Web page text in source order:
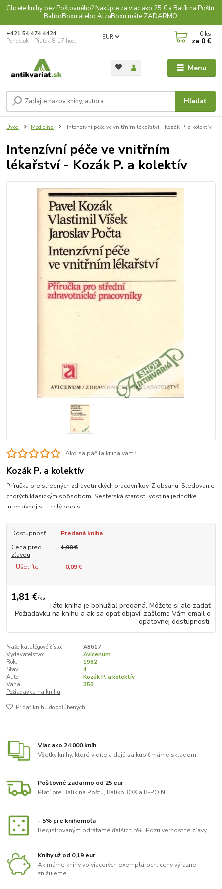
Chcete knihy bez Poštovného? Nakúpte za viac ako 25 € a Balík na Poštu,
BalíkoBoxu alebo AlzaBoxu máte ZADARMO.
Menu
EUR
Hľadať
+421 54 474 4424
Pondelok - Piatok 8-17 hod.
0 ks
za 0 €
Úvod Medicína Intenzívní péče ve vnitřním lékařství - Kozák P. a kolektív
Intenzívní péče ve vnitřním
lékařství - Kozák P. a kolektív
Ako sa páčila kniha vám?
Kozák P. a kolektív
Príručka pre stredných zdravotnických pracovníkov. Z obsahu: Sledovanie
chorých klasickým spôsobom, Sesterská starostlivosť na jednotke
intenzívnej st... celý popis
Dostupnosť
Predaná kniha
Cena pred
zľavou
1,90 €
Ušetríte 0,09 €
1,81 €/ks
Táto kniha je bohužiaľ predaná. Môžete si ale zadať
Požiadavku na knihu a ak sa opäť objaví, zašleme Vám email o
opätovnej dostupnosti.
Naše katalógové číslo:
A8617
Vydavateľstvo:
Avicenum
Rok:
1982
Stav:
4
Autor:
Kozák P. a kolektív
Vaha:
350
Požiadavka na knihu
Pridať knihu do obľúbených
Viac ako 24 000 kníh
Všetky knihy, ktoré vidíte a dajú sa kúpiť máme skladom
Poštovné zadarmo od 25 eur
Platí pre Balík na Poštu, BalíkoBOX a B-POINT
- 5% pre knihomoľa
Registrovaným odrátame ďalších 5%. Pozri vernostné zľavy
Knihy už od 0,19 eur
Ak máme knihy vo viacerých exemplároch, ceny výrazne
znižujeme